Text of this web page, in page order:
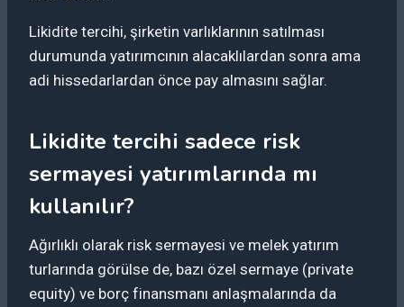
Likidite tercihi, şirketin varlıklarının satılması
durumunda yatırımcının alacaklılardan sonra ama
adi hissedarlardan önce pay almasını sağlar.
Likidite tercihi sadece risk
sermayesi yatırımlarında mı
kullanılır?
Ağırlıklı olarak risk sermayesi ve melek yatırım
turlarında görülse de, bazı özel sermaye (private
equity) ve borç finansmanı anlaşmalarında da